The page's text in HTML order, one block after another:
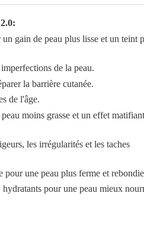
gain de peau plus lisse et un teint
de la peau.
la barrière cutanée.
de l'âge.
moins grasse et un effet matifiant
les irrégularités et les taches
une peau plus ferme et
pour une peau mieux